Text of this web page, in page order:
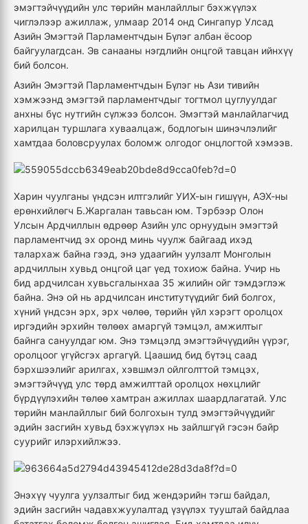
эмэгтэйчүүдийн улс төрийн манлайллыг бэхжүүлэх
чиглэлээр ажиллаж, улмаар 2014 онд Сингапур Улсад
Азийн Эмэгтэй Парламентчдын Бүлэг албан ёсоор
байгуулагдсан. Эв санааны нэгдлийн онцгой тавцан ийнхүү
бий болсон.
Азийн Эмэгтэй Парламентчдын Бүлэг нь Ази тивийн
хэмжээнд эмэгтэй парламентчдыг тогтмол цуглуулдаг
анхны бүс нутгийн сүлжээ болсон. Эмэгтэй манлайлагчид
харилцан туршлага хуваалцаж, бодлогын шинэчлэлийг
хамтдаа боловсруулах боломж олгодог онцлогтой хэмээв.
Харин чуулганы үндсэн илтгэлийг УИХ-ын гишүүн, АЭХ-ны
ерөнхийлөгч Б.Жаргалан тавьсан юм. Тэрбээр Олон
Улсын Ардчиллын өдрөөр Азийн улс орнуудын эмэгтэй
парламентчид эх оронд минь чуулж байгаад ихэд
талархаж байна гээд, энэ удаагийн уулзалт Монголын
ардчиллын хувьд онцгой цаг үед тохиож байна. Учир нь
бид ардчилсан хувьсгалынхаа 35 жилийн ойг тэмдэглэж
байна. Энэ ой нь ардчилсан институтүүдийг бий болгох,
хүний үндсэн эрх, эрх чөлөө, төрийн үйл хэрэгт оролцох
иргэдийн эрхийн төлөөх амаргүй тэмцэл, амжилтыг
байнга сануулдаг юм. Энэ тэмцэлд эмэгтэйчүүдийн үүрэг,
оролцоог үгүйсгэх аргагүй. Цаашид бид бүтэц саад
бэрхшээлийг арилгах, хэвшмэл ойлголттой тэмцэх,
эмэгтэйчүүд улс төрд амжилттай оролцох нөхцлийг
бүрдүүлэхийн төлөө хамтран ажиллах шаардлагатай. Улс
төрийн манлайллыг бий болгохын тулд эмэгтэйчүүдийг
эдийн засгийн хувьд бэхжүүлэх нь зайлшгүй гэсэн байр
суурийг илэрхийлжээ.
Энэхүү чуулга уулзалтыг бид жендэрийн тэгш байдал,
эдийн засгийн чадавхжуулалтад үзүүлэх тууштай байдлаа